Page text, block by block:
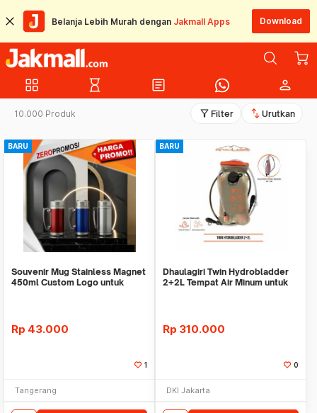
Belanja Lebih Murah dengan Jakmall Apps Download
grid_view hourglass_empty article person
10.000 Produk filter_alt Filter swap_vert Urutkan
BARU
Souvenir Mug Stainless Magnet
450ml Custom Logo untuk
Rp 43.000
1
Tangerang
BARU
Dhaulagiri Twin Hydrobladder
2+2L Tempat Air Minum untuk
Rp 310.000
0
DKI Jakarta